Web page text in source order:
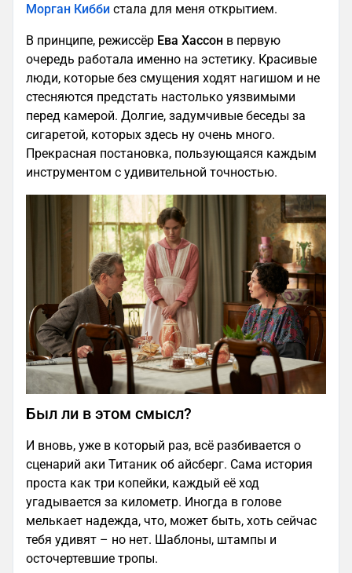
Морган Кибби стала для меня открытием.
В принципе, режиссёр Ева Хассон в первую
очередь работала именно на эстетику. Красивые
люди, которые без смущения ходят нагишом и не
стесняются предстать настолько уязвимыми
перед камерой. Долгие, задумчивые беседы за
сигаретой, которых здесь ну очень много.
Прекрасная постановка, пользующаяся каждым
инструментом с удивительной точностью.
Был ли в этом смысл?
И вновь, уже в который раз, всё разбивается о
сценарий аки Титаник об айсберг. Сама история
проста как три копейки, каждый её ход
угадывается за километр. Иногда в голове
мелькает надежда, что, может быть, хоть сейчас
тебя удивят – но нет. Шаблоны, штампы и
осточертевшие тропы.